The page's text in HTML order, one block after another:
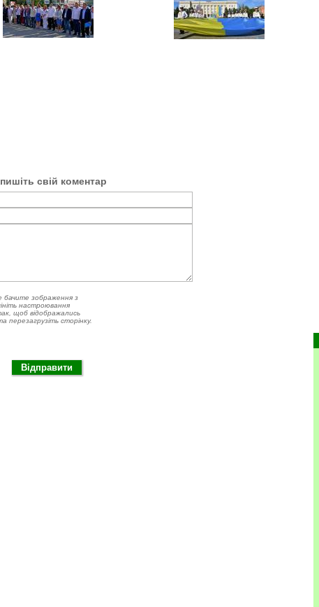
свій коментар
бачите зображення з
настроювання
щоб відображались
перезагрузіть сторінку.